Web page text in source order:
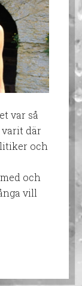
var så
där
och
och
vill